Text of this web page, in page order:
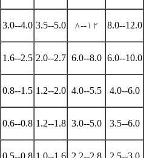
3.0--4.0 3.5--5.0 ۸--۱۲ 8.0--12.0
1.6--2.5 2.0--2.7 6.0--8.0 6.0--10.0
0.8--1.5 1.2--2.0 4.0--5.5 4.0--6.0
0.6--0.8 1.2--1.8 3.0--5.0 3.5--6.0
0.5--0.8 1.0--1.6 2.2--2.8 2.5--3.0